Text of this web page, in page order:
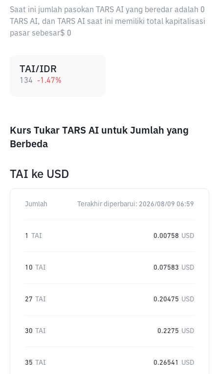
Saat ini jumlah pasokan TARS AI yang beredar adalah 0
TARS AI, dan TARS AI saat ini memiliki total kapitalisasi
pasar sebesar$ 0
TAI/IDR
134 -1.47%
Kurs Tukar TARS AI untuk Jumlah yang
Berbeda
TAI ke USD
Jumlah Terakhir diperbarui: 2026/08/09 06:59
1 TAI 0.00758 USD
10 TAI 0.07583 USD
27 TAI 0.20475 USD
30 TAI 0.2275 USD
35 TAI 0.26541 USD